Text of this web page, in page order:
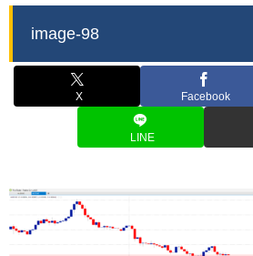
image-98
X Facebook
LINE